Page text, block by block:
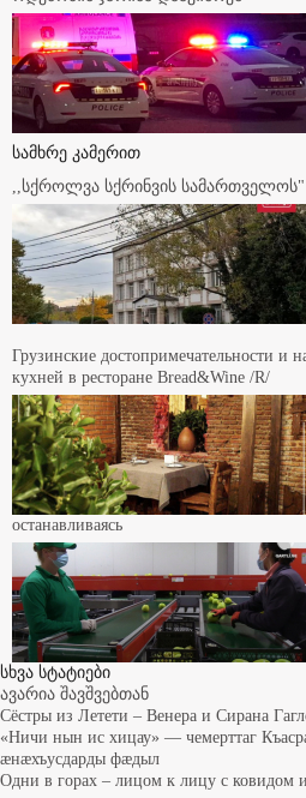
სამხრე კამერით
,,სქროლვა სქრინვის სამართველოს"
Грузинские достопримечательности и
кухней в ресторане Bread&Wine /R/
останавливаясь
სხვა სტატიები
ავარია შავშვებთან
Сёстры из Летети – Венера и Сирана
«Ничи нын ис хицау» — чемерттаг
æнæхъусдарды фæдыл
Одни в горах – лицом к лицу с ковидом и